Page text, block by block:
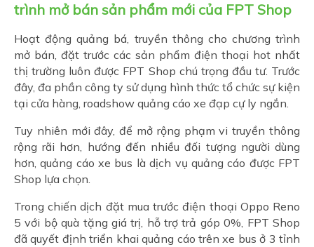
trình mở bán sản phẩm mới của FPT Shop
Hoạt động quảng bá, truyền thông cho chương trình
mở bán, đặt trước các sản phẩm điện thoại hot nhất
thị trường luôn được FPT Shop chú trọng đầu tư. Trước
đây, đa phần công ty sử dụng hình thức tổ chức sự kiện
tại cửa hàng, roadshow quảng cáo xe đạp cự ly ngắn.
Tuy nhiên mới đây, để mở rộng phạm vi truyền thông
rộng rãi hơn, hướng đến nhiều đối tượng người dùng
hơn, quảng cáo xe bus là dịch vụ quảng cáo được FPT
Shop lựa chọn.
Trong chiến dịch đặt mua trước điện thoại Oppo Reno
5 với bộ quà tặng giá trị, hỗ trợ trả góp 0%, FPT Shop
đã quyết định triển khai quảng cáo trên xe bus ở 3 tỉnh